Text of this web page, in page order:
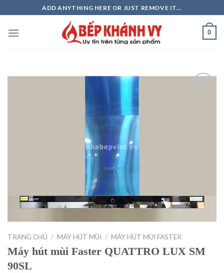
to
content
ADD ANYTHING HERE OR JUST REMOVE IT...
0
TRANG CHỦ / MÁY HÚT MÙI / MÁY HÚT MÙI FASTER
Máy hút mùi Faster QUATTRO LUX SM
90SL